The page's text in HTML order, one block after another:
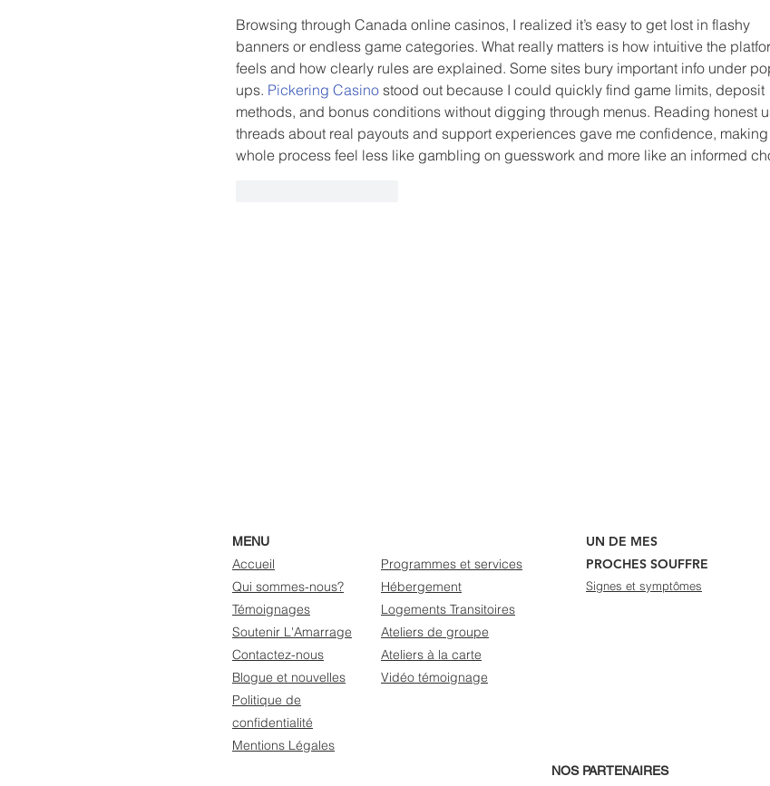
Browsing through Canada online casinos, I realized it’s easy to get lost in flashy
banners or endless game categories. What really matters is how intuitive the
feels and how clearly rules are explained. Some sites bury important info under
ups. Pickering Casino stood out because I could quickly find game limits, deposit
methods, and bonus conditions without digging through menus. Reading honest
threads about real payouts and support experiences gave me confidence,
whole process feel less like gambling on guesswork and more like an informed
MENU
Accueil
Qui sommes-nous?
Témoignages
Soutenir L'Amarrage
Contactez-nous
Blogue et nouvelles
Politique de
confidentialité
Mentions Légales
Programmes et services
Hébergement
Logements Transitoires
Ateliers de groupe
Ateliers à la carte
Vidéo témoignage
UN DE MES
PROCHES SOUFFRE
Signes et symptômes
NOS PARTENAIRES